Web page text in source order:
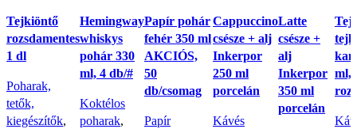
Tejkiöntő
rozsdamentes
1 dl
Poharak,
tetők,
kiegészítők,
Hemingway
whiskys
pohár 330
ml, 4 db/#
Koktélos
poharak,
Papír pohár
fehér 350 ml
AKCIÓS,
50
db/csomag
Papír
Cappuccino
csésze + alj
Inkerpor
250 ml
porcelán
Kávés
Latte
csésze +
alj
Inkerpor
350 ml
porcelán
ml,